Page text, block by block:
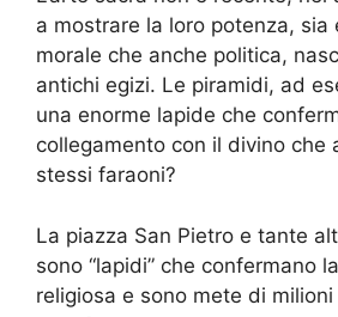
a mostrare la loro potenza, sia
morale che anche politica,
antichi egizi. Le piramidi, ad
una enorme lapide che
collegamento con il divino che
stessi faraoni?
La piazza San Pietro e tante
sono “lapidi” che confermano
religiosa e sono mete di